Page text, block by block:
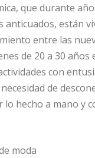
que durante
anticuados, están
entre las
de 20 a 30 años
con
de
hecho a mano y
moda